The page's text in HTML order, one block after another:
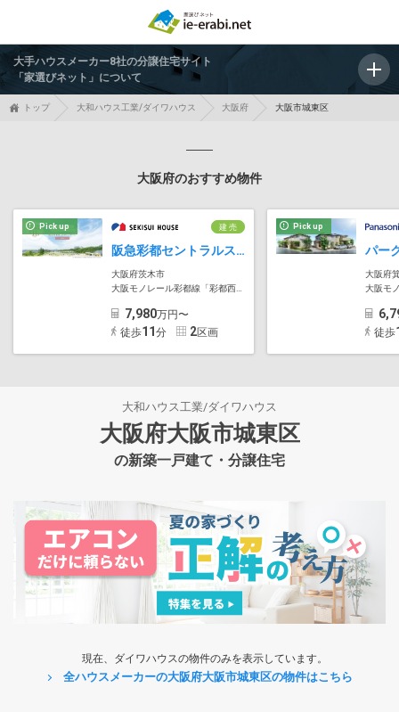
大手ハウスメーカー8社の分譲住宅サイト
「家選びネット」について
トップ 大和ハウス工業/ダイワハウス 大阪府 大阪市城東区
大阪府のおすすめ物件
Pick up 建 売
阪急彩都セントラルステージ
大阪府茨木市
大阪モノレール彩都線「彩都西」駅
7,980万円〜
徒歩11 分 2区画
Pick up
大阪府
大阪モ
徒歩
大和ハウス工業/ダイワハウス
大阪府大阪市城東区
の新築一戸建て・分譲住宅
現在、ダイワハウスの物件のみを表示しています。
全ハウスメーカーの大阪府大阪市城東区の物件はこちら